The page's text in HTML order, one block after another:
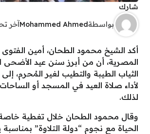
شارك
بواسطةMohammed Ahmedآخر
أكد الشيخ محمود الطحان، أمين الفتوى
المصرية، أن من أبرز سنن عيد الأضحى
الثياب الطيبة والتطيب لغير المُحرم،
لأداء صلاة العيد في المسجد أو
لذلك.
وقال محمود الطحان خلال تغطية خاصة
الحياة مع نجوم “دولة التلاوة”